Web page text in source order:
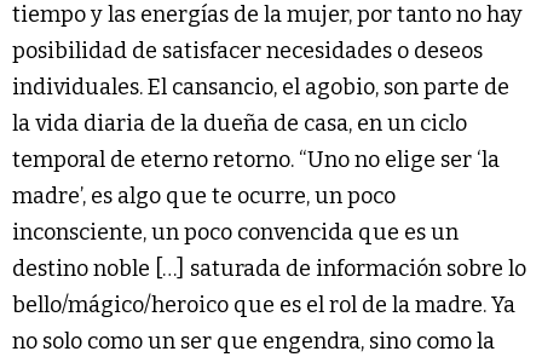
tiempo y las energías de la mujer, por tanto no hay
posibilidad de satisfacer necesidades o deseos
individuales. El cansancio, el agobio, son parte de
la vida diaria de la dueña de casa, en un ciclo
temporal de eterno retorno. “Uno no elige ser ‘la
madre’, es algo que te ocurre, un poco
inconsciente, un poco convencida que es un
destino noble […] saturada de información sobre lo
bello/mágico/heroico que es el rol de la madre. Ya
no solo como un ser que engendra, sino como la